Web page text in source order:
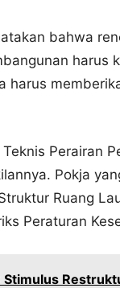
bahwa
harus
harus
Perairan
Pokja
Ruang
Peraturan
Stimulus